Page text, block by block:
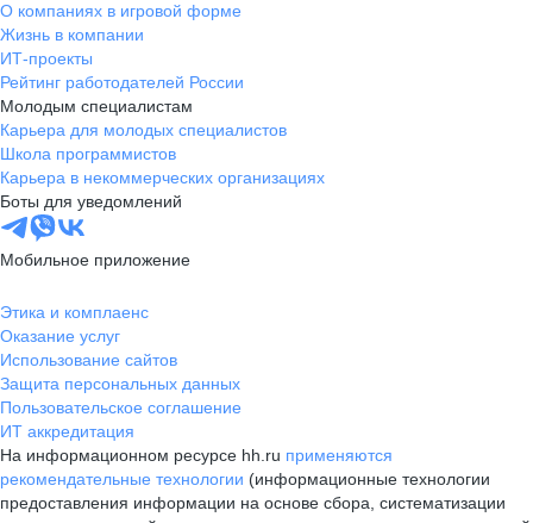
О компаниях в игровой форме
Жизнь в компании
ИТ-проекты
Рейтинг работодателей России
Молодым специалистам
Карьера для молодых специалистов
Школа программистов
Карьера в некоммерческих организациях
Боты для уведомлений
Мобильное приложение
Этика и комплаенс
Оказание услуг
Использование сайтов
Защита персональных данных
Пользовательское соглашение
ИТ аккредитация
На информационном ресурсе hh.ru применяются
рекомендательные технологии (информационные технологии
предоставления информации на основе сбора, систематизации